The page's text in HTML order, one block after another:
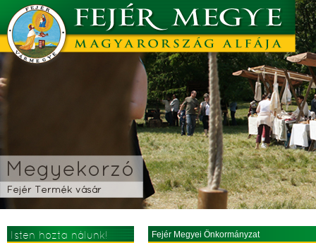
Isten hozta nálunk! Fejér Megyei Önkormányzat